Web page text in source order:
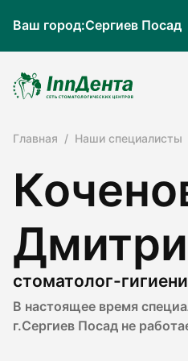
Ваш город:Сергиев Посад
Главная Наши специалисты
стоматолог-
В настоящее время
г.Сергиев Посад не